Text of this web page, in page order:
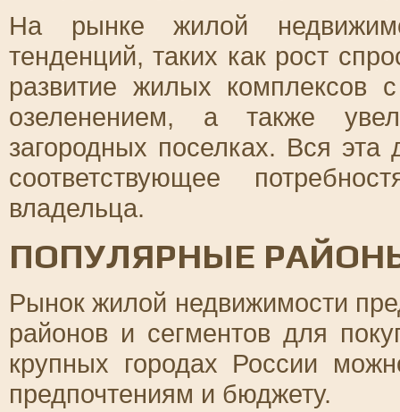
На рынке жилой
тенденций, таких как рост
развитие жилых комплексов
озеленением, а также
загородных поселках. Вся эта
соответствующее
владельца.
ПОПУЛЯРНЫЕ
Рынок жилой недвижимости
районов и сегментов для
крупных городах России
предпочтениям и бюджету.